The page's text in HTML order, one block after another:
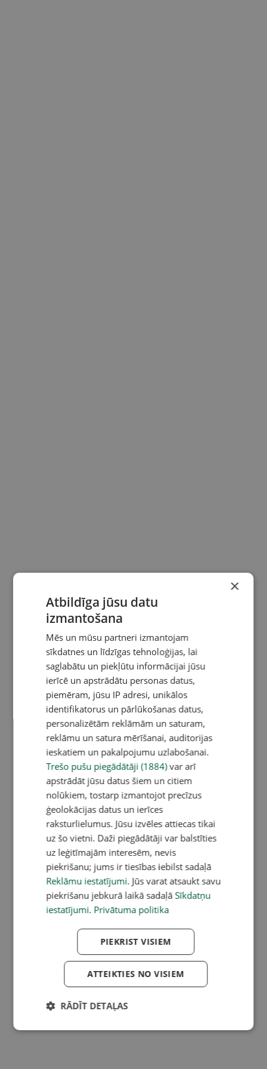
×
Atbildīga jūsu datu
izmantošana
Mēs un mūsu partneri izmantojam
sīkdatnes un līdzīgas tehnoloģijas, lai
saglabātu un piekļūtu informācijai jūsu
ierīcē un apstrādātu personas datus,
piemēram, jūsu IP adresi, unikālos
identifikatorus un pārlūkošanas datus,
personalizētām reklāmām un saturam,
reklāmu un satura mērīšanai, auditorijas
ieskatiem un pakalpojumu uzlabošanai.
Trešo pušu piegādātāji (1884)var arī
apstrādāt jūsu datus šiem un citiem
nolūkiem, tostarp izmantojot precīzus
ģeolokācijas datus un ierīces
raksturlielumus. Jūsu izvēles attiecas tikai
uz šo vietni. Daži piegādātāji var balstīties
uz leģitīmajām interesēm, nevis
piekrišanu; jums ir tiesības iebilst sadaļā
Reklāmu iestatījumi. Jūs varat atsaukt savu
piekrišanu jebkurā laikā sadaļā Sīkdatņu
iestatījumi. Privātuma politika
PIEKRIST VISIEM
ATTEIKTIES NO VISIEM
RĀDĪT DETAĻAS